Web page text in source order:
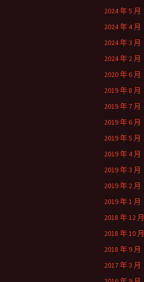
2024 年 5 月
2024 年 4 月
2024 年 3 月
2024 年 2 月
2020 年 6 月
2019 年 8 月
2019 年 7 月
2019 年 6 月
2019 年 5 月
2019 年 4 月
2019 年 3 月
2019 年 2 月
2019 年 1 月
2018 年 12 月
2018 年 10 月
2018 年 9 月
2017 年 3 月